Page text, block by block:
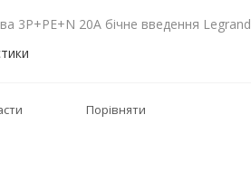
3Р+РЕ+N 20А бічне введення Legrand
Порівняти